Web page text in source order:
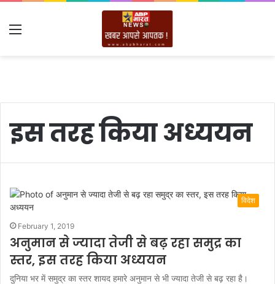
Menu
इस तरह किया अध्ययन
विदेश
February 1, 2019
अनुमान से ज्यादा तेजी से बढ़ रहा समुद्र का
स्तर, इस तरह किया अध्ययन
दुनिया भर में समुद्र का स्तर शायद हमारे अनुमान से भी ज्यादा तेजी से बढ़ रहा है।